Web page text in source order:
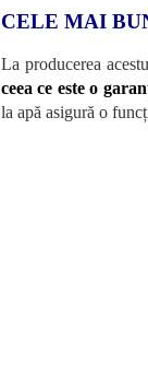
CELE MAI
La producerea
ceea ce este o
la apă asigură o